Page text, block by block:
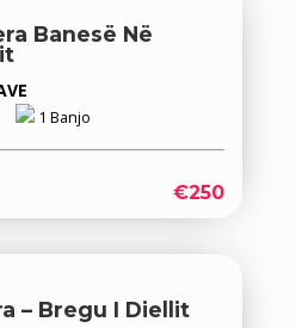
Banesë Në
1 Banjo
€250
– Bregu I Diellit